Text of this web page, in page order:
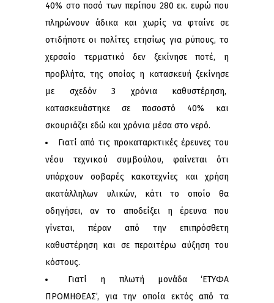
40% στο ποσό των περίπου 280 εκ. ευρώ που
πληρώνουν άδικα και χωρίς να φταίνε σε
οτιδήποτε οι πολίτες ετησίως για ρύπους, το
χερσαίο τερματικό δεν ξεκίνησε ποτέ, η
προβλήτα, της οποίας η κατασκευή ξεκίνησε
με σχεδόν 3 χρόνια καθυστέρηση,
κατασκευάστηκε σε ποσοστό 40% και
σκουριάζει εδώ και χρόνια μέσα στο νερό.
Γιατί από τις προκαταρκτικές έρευνες του
νέου τεχνικού συμβούλου, φαίνεται ότι
υπάρχουν σοβαρές κακοτεχνίες και χρήση
ακατάλληλων υλικών, κάτι το οποίο θα
οδηγήσει, αν το αποδείξει η έρευνα που
γίνεται, πέραν από την επιπρόσθετη
καθυστέρηση και σε περαιτέρω αύξηση του
κόστους.
Γιατί η πλωτή μονάδα ‘ΕΤΥΦΑ
ΠΡΟΜΗΘΕΑΣ’, για την οποία εκτός από τα